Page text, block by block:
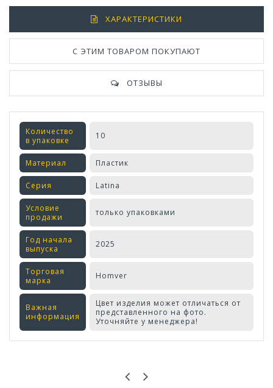
ХАРАКТЕРИСТИКИ
С ЭТИМ ТОВАРОМ ПОКУПАЮТ
ОТЗЫВЫ
Количество
в упаковке
10
Материал Пластик
Серия Latina
Условие
продажи
только упаковками
Год начала
выпуска
2025
Торговая
марка
Homver
Важная
информация
Цвет изделия может отличаться от
представленного на фото.
Уточняйте у менеджера!